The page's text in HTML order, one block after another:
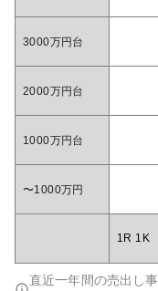
3000万円台
2000万円台
1000万円台
〜1000万円
1R 1K
直近一年間の売出し